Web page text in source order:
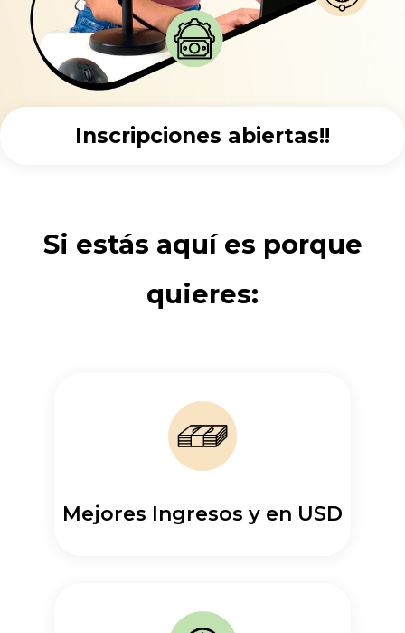
Inscripciones abiertas!!
Si estás aquí es porque
quieres:
Mejores Ingresos y en USD